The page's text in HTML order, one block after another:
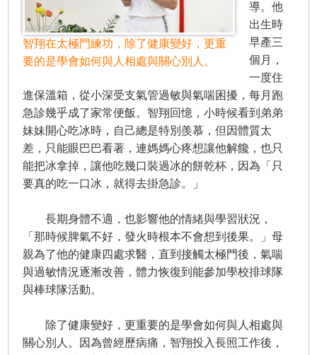
智翔在太極門練功，除了健康變好，更重
要的是學會如何與人相處與關心別人。
導。他
出生時
早產三
個月，
一度住
進保溫箱，從小深受支氣管過敏與氣喘困擾，每月跑
急診幾乎成了家常便飯。智翔回憶，小時候看到弟弟
妹妹開心吃冰時，自己總是特別羨慕，但因體質太
差，只能眼巴巴看著，連媽媽心疼想讓他解饞，也只
能把冰拿掉，讓他吃幾口裝過冰的餅乾杯，因為「只
要真的吃一口冰，就得去掛急診。」
長期身體不適，也影響他的情緒與學習狀況，
「那時候脾氣不好，發火時根本不會想到後果。」母
親為了他的健康四處求醫，直到接觸太極門後，氣喘
與過敏情況逐漸改善，體力恢復到能參加學校排球隊
與棒球隊活動。
除了健康變好，更重要的是學會如何與人相處與
關心別人。因為曾經歷病痛，智翔投入長照工作後，